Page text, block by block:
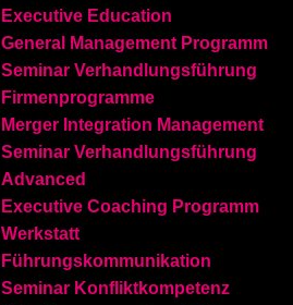
Executive Education
General Management Programm
Seminar Verhandlungsführung
Firmenprogramme
Merger Integration Management
Seminar Verhandlungsführung
Advanced
Executive Coaching Programm
Werkstatt
Führungskommunikation
Seminar Konfliktkompetenz